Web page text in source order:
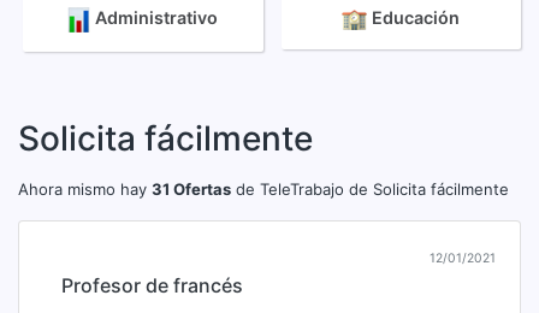
Administrativo Educación
Solicita fácilmente
Ahora mismo hay 31 Ofertas de TeleTrabajo de Solicita fácilmente
12/01/2021
Profesor de francés